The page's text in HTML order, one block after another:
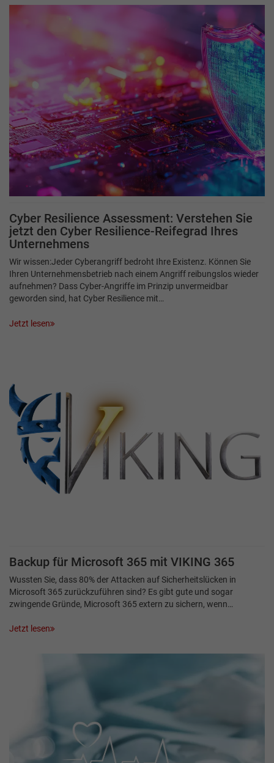
Cyber Resilience Assessment: Verstehen Sie
jetzt den Cyber Resilience-Reifegrad Ihres
Unternehmens
Wir wissen:Jeder Cyberangriff bedroht Ihre Existenz. Können Sie
Ihren Unternehmensbetrieb nach einem Angriff reibungslos wieder
aufnehmen? Dass Cyber-Angriffe im Prinzip unvermeidbar
geworden sind, hat Cyber Resilience mit…
Jetzt lesen
Backup für Microsoft 365 mit VIKING 365
Wussten Sie, dass 80% der Attacken auf Sicherheitslücken in
Microsoft 365 zurückzuführen sind? Es gibt gute und sogar
zwingende Gründe, Microsoft 365 extern zu sichern, wenn…
Jetzt lesen